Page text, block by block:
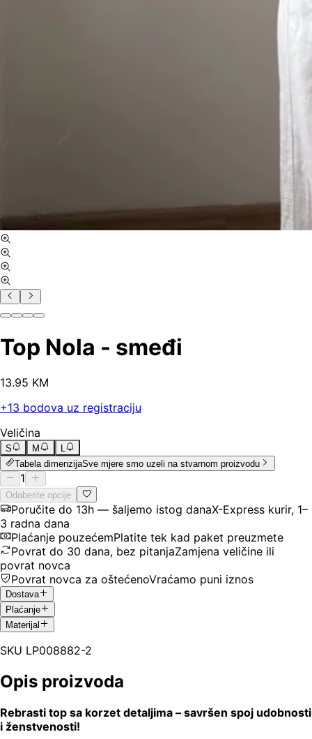
Top Nola - smeđi
13.95 KM
+13 bodova uz registraciju
Veličina
S M
L
Tabela dimenzijaSve mjere smo uzeli na stvarnom proizvodu
1
Odaberite opcije
Poručite do 13h — šaljemo istog danaX-Express kurir, 1–
3 radna dana
Plaćanje pouzećemPlatite tek kad paket preuzmete
Povrat do 30 dana, bez pitanjaZamjena veličine ili
povrat novca
Povrat novca za oštećenoVraćamo puni iznos
Dostava
Plaćanje
Materijal
SKU LP008882-2
Opis proizvoda
Rebrasti top sa korzet detaljima – savršen spoj udobnosti
i ženstvenosti!